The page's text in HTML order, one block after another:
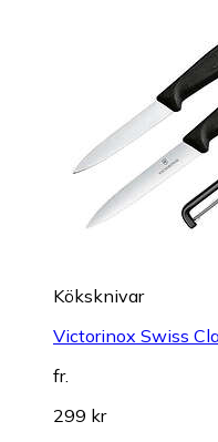
Köksknivar
Victorinox Swiss
fr.
299 kr